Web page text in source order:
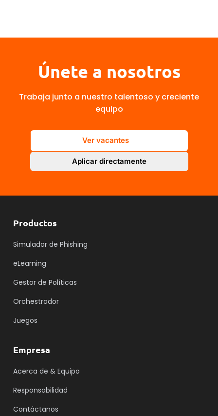
Únete a nosotros
Trabaja junto a nuestro talentoso y creciente
equipo
Ver vacantes
Aplicar directamente
Productos
Simulador de Phishing
eLearning
Gestor de Políticas
Orchestrador
Juegos
Empresa
Acerca de & Equipo
Responsabilidad
Contáctanos